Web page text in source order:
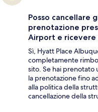
Posso cancellare
prenotazione
Airport e ricevere
Sì, Hyatt Place
completamente
sito. Se hai prenotato
la prenotazione fino
alla politica della
cancellazione della